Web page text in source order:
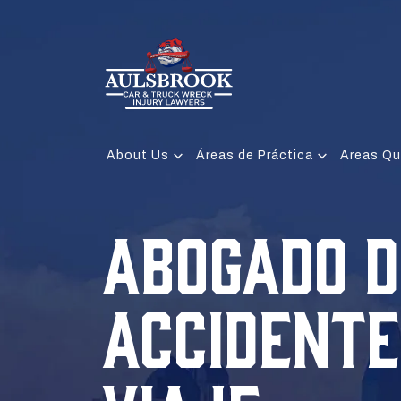
About Us Áreas de Práctica Areas
ABOGADO